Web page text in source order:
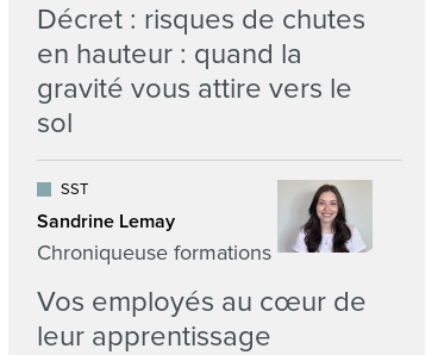
Décret : risques de chutes
en hauteur : quand la
gravité vous attire vers le
sol
SST
Sandrine Lemay
Chroniqueuse formations
Vos employés au cœur de
leur apprentissage